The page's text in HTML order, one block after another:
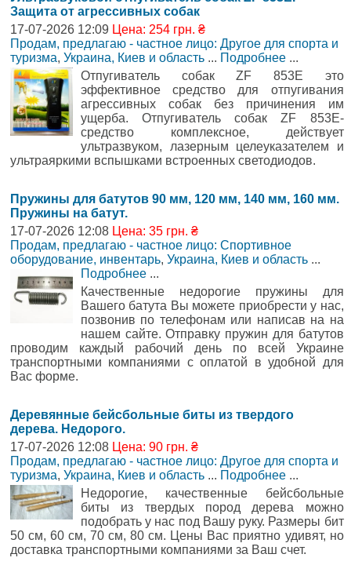
Защита от агрессивных собак
17-07-2026 12:09 Цена: 254 грн. ₴
Продам, предлагаю - частное лицо: Другое для спорта и
туризма, Украина, Киев и область ... Подробнее ...
Отпугиватель собак ZF 853E это
эффективное средство для отпугивания
агрессивных собак без причинения им
ущерба. Отпугиватель собак ZF 853E-
средство комплексное, действует
ультразвуком, лазерным целеуказателем и
ультраяркими вспышками встроенных светодиодов.
Пружины для батутов 90 мм, 120 мм, 140 мм, 160 мм.
Пружины на батут.
17-07-2026 12:08 Цена: 35 грн. ₴
Продам, предлагаю - частное лицо: Спортивное
оборудование, инвентарь, Украина, Киев и область ...
Подробнее ...
Качественные недорогие пружины для
Вашего батута Вы можете приобрести у нас,
позвонив по телефонам или написав на на
нашем сайте. Отправку пружин для батутов
проводим каждый рабочий день по всей Украине
транспортными компаниями с оплатой в удобной для
Вас форме.
Деревянные бейсбольные биты из твердого
дерева. Недорого.
17-07-2026 12:08 Цена: 90 грн. ₴
Продам, предлагаю - частное лицо: Другое для спорта и
туризма, Украина, Киев и область ... Подробнее ...
Недорогие, качественные бейсбольные
биты из твердых пород дерева можно
подобрать у нас под Вашу руку. Размеры бит
50 см, 60 см, 70 см, 80 см. Цены Вас приятно удивят, но
доставка транспортными компаниями за Ваш счет.